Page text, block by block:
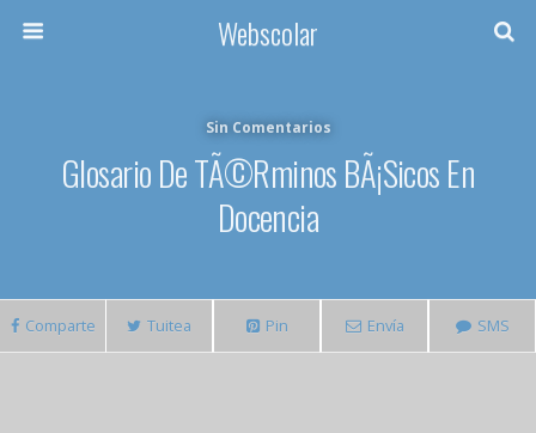
Webscolar
Sin Comentarios
Glosario De TÃ©rminos BÃ¡sicos En
Docencia
Comparte Tuitea Pin Envía SMS